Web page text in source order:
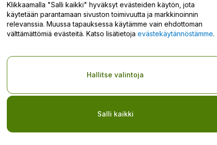
Tukikeskus / Ota meihin yhteyttä
Tekijänoikeus © viagogo GmbH 2026 Yritystiedot
Käyttöehdot
Mobiilitietosuojakäytännön
Klikkaamalla "Salli kaikki" hyväksyt evästeiden käytön, jota
käytetään parantamaan sivuston toimivuutta ja markkinoinnin
relevanssia. Muussa tapauksessa käytämme vain ehdottoman
välttämättömiä evästeitä. Katso lisätietoja evästekäytännöstämme.
Salli kaikki
Hallitse valintoja